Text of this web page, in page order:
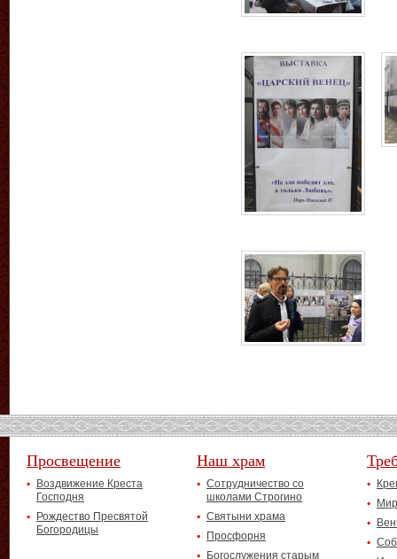
Просвещение
Воздвижение Креста
Господня
Рождество Пресвятой
Богородицы
Наш храм
Сотрудничество со
школами Строгино
Святыни храма
Просфорня
Богослужения старым